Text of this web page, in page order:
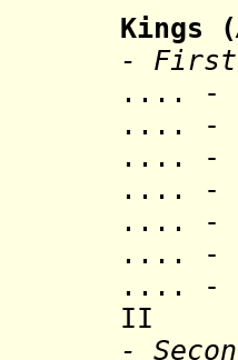
Kings (
-
....
....
....
....
....
....
....
II
-